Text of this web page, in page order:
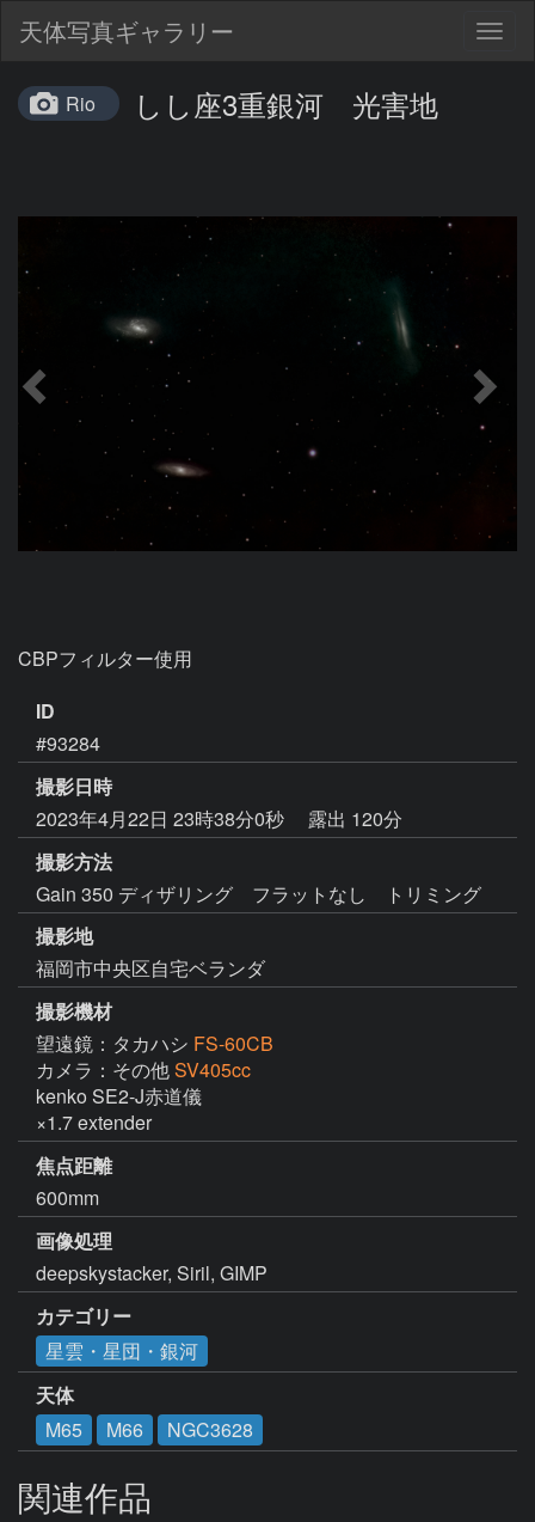
天体写真ギャラリー
Rio しし座3重銀河 光害地
CBPフィルター使用
ID
#93284
撮影日時
2023年4月22日 23時38分0秒
露出 120分
撮影方法
Gain 350 ディザリング フラットなし トリミング
撮影地
福岡市中央区自宅ベランダ
撮影機材
望遠鏡：タカハシ FS-60CB
カメラ：その他SV405cc
kenko SE2-J赤道儀
×1.7 extender
焦点距離
600mm
画像処理
deepskystacker, Siril, GIMP
カテゴリー
星雲・星団・銀河
天体
M65
M66 NGC3628
関連作品